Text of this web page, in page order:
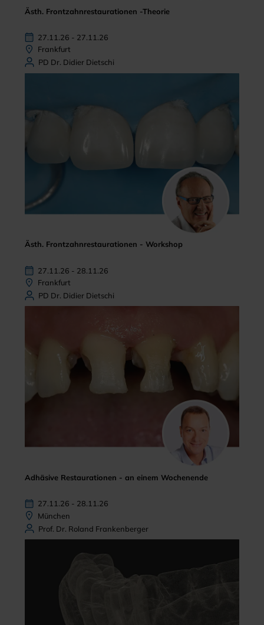
Ästh. Frontzahnrestaurationen -Theorie
27.11.26 - 27.11.26
Frankfurt
PD Dr. Didier Dietschi
Ästh. Frontzahnrestaurationen - Workshop
27.11.26 - 28.11.26
Frankfurt
PD Dr. Didier Dietschi
Adhäsive Restaurationen - an einem Wochenende
27.11.26 - 28.11.26
München
Prof. Dr. Roland Frankenberger